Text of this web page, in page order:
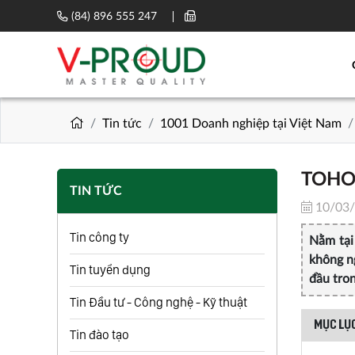
(84) 896 555 247
Tin tức 1001 Doanh nghiệp tại Việt Nam
TIN TỨC
Tin công ty
Tin tuyển dụng
Tin Đầu tư - Công nghệ - Kỹ thuật
Tin đào tạo
10/
Nằm
không
đầu
MỤC